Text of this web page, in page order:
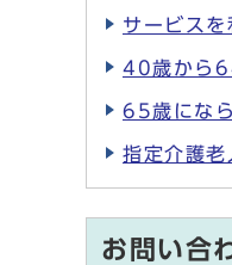
サービス
40歳から
65歳にな
指定介護
お問い合